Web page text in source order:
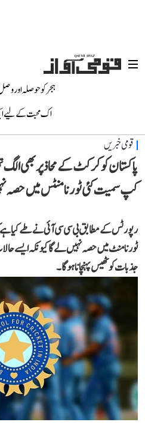
ہجر کو حوصلہ اور
اک محبت کے لیے
قومی خبریں
پاکستان کو کرکٹ کے محاذ پر بھی
کپ سمیت کئی ٹورنامنٹس میں حصہ
رپورٹس کے مطابق بی سی سی آئی نے طے کیا
ٹورنامنٹ میں حصہ نہیں لے گا کیونکہ ایسے
جذبات کو ٹھیس پہنچانا ہوگا۔